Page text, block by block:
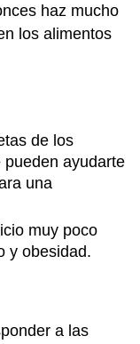
haz mucho
los alimentos
de los
ayudarte
una
muy poco
y obesidad.
a las